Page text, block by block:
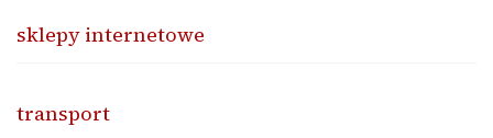
sklepy internetowe
transport